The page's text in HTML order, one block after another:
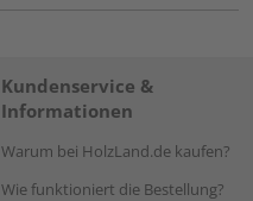
Kundenservice &
Informationen
Warum bei HolzLand.de kaufen?
Wie funktioniert die Bestellung?